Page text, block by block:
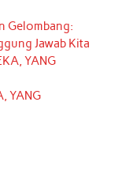
Gelombang:
Jawab Kita
YANG
YANG